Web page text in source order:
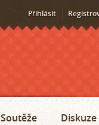
Přihlásit
Soutěže Diskuze